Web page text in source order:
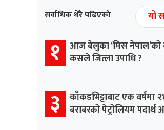
सर्वाधिक धेरै पढिएको यो
१
आज बेलुका ‘मिस नेपाल’को
कसले जित्ला उपाधि ?
३
काँकडभिट्टाबाट एक वर्षमा
बराबरको पेट्रोलियम